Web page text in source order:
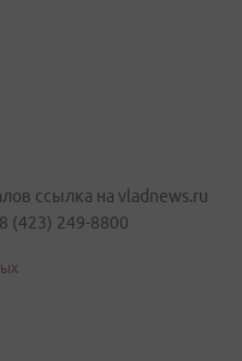
ссылка на vladnews.ru
(423) 249-8800